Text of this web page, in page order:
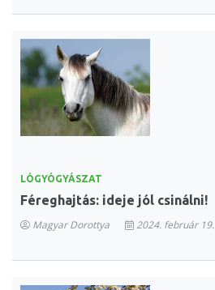
LÓGYÓGYÁSZAT
Féreghajtás: ideje jól csinálni!
Magyar Dorottya 2024. február 19.